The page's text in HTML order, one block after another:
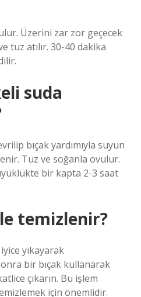
Üzerini zar zor geçecek
tuz atılır. 30-40 dakika
suda
bıçak yardımıyla suyun
Tuz ve soğanla ovulur.
bir kapta 2-3 saat
temizlenir?
yıkayarak
bir bıçak kullanarak
çıkarın. Bu işlem
için önemlidir.